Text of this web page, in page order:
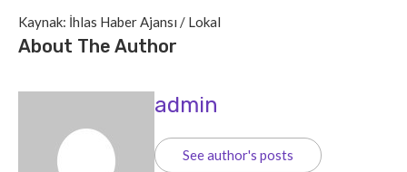
Kaynak: İhlas Haber Ajansı / Lokal
About The Author
admin
See author's posts